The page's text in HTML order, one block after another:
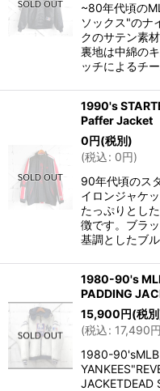
~80年代頃の
ソックス"のナ
クのサテン素
裏地は中綿の
ッチによるチ
1990's
Paffer
0円(税別)
(税込: 0円)
90年代頃のス
イロンジャケ
たっぷりとし
徴です。ブラ
基調としたブ
1980-90's
PADDING
15,900円(税
(税込: 17,490円
1980-90'sMLB
JACKETDEAD